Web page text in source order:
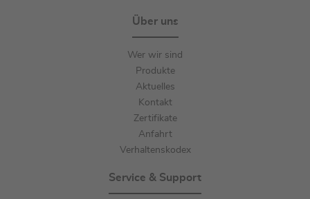
Über uns
Wer wir sind
Produkte
Aktuelles
Kontakt
Zertifikate
Anfahrt
Verhaltenskodex
Service & Support